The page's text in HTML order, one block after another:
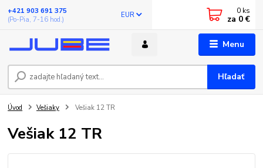
Menu
EUR
Hľadať
+421 903 691 375
(Po-Pia, 7-16 hod.)
0 ks
za 0 €
Úvod Vešiaky Vešiak 12 TR
Vešiak 12 TR